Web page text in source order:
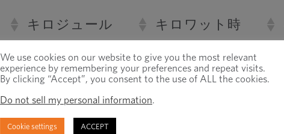
キロジュール キロワット時
10 –3 2,78 · 10
1 2,78 · 10–4
3,6 · 10
We use cookies on our website to give you the most relevant
experience by remembering your preferences and repeat visits.
By clicking “Accept”, you consent to the use of ALL the cookies.
Do not sell my personal information.
Cookie settings ACCEPT